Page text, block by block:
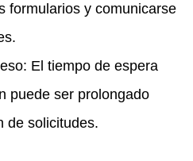
formularios y comunicarse
El tiempo de espera
puede ser prolongado
de solicitudes.